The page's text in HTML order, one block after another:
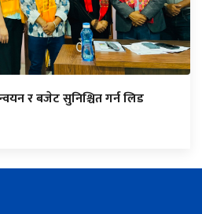
र बजेट सुनिश्चित गर्न लिड